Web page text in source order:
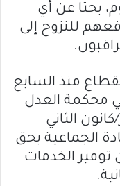
بحثا عن أي
للنزوح إلى
منذ السابع
محكمة العدل
قرار يوم 26 يناير/كانون الثاني
الجماعية بحق
الخدمات